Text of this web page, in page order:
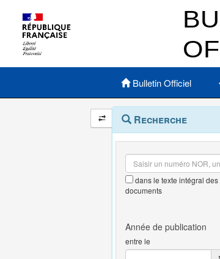
Menu principal
Bulletin Officiel
Navigation
et
outils
annexes
Menu
contextuel
Recherche
dans le texte intégral des
documents
entre le